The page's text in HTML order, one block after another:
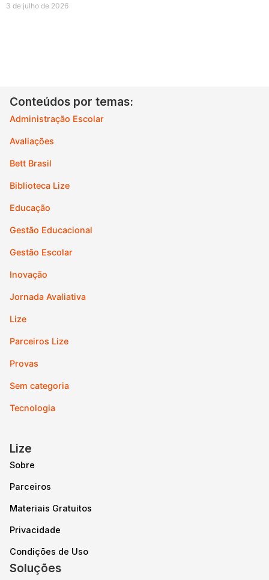
3 de julho de 2026
Conteúdos por temas:
Administração Escolar
Avaliações
Bett Brasil
Biblioteca Lize
Educação
Gestão Educacional
Gestão Escolar
Inovação
Jornada Avaliativa
Lize
Parceiros Lize
Provas
Sem categoria
Tecnologia
Lize
Sobre
Parceiros
Materiais Gratuitos
Privacidade
Condições de Uso
Soluções